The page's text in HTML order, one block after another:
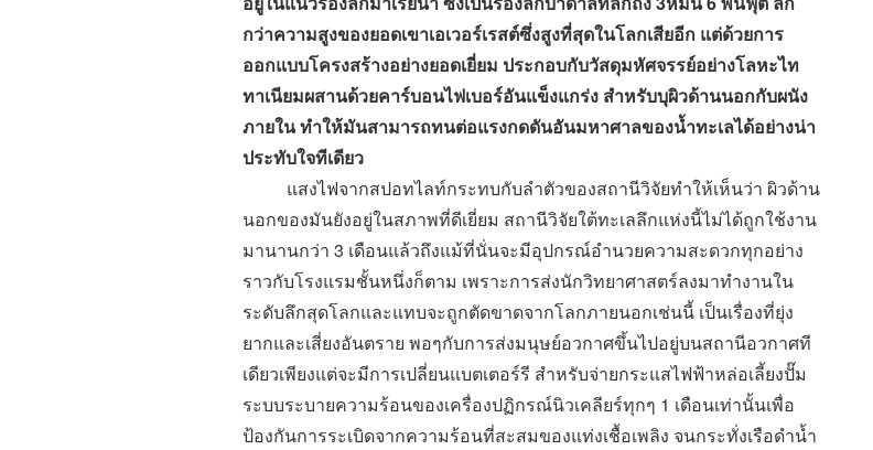
กว่าความสูงของยอดเขาเอเวอร์เรสต์ซึ่งสูงที่สุดในโลกเสียอีก แต่ด้วยการ
ออกแบบโครงสร้างอย่างยอดเยี่ยม ประกอบกับวัสดุมหัศจรรย์อย่างโลหะไท
ทาเนียมผสานด้วยคาร์บอนไฟเบอร์อันแข็งแกร่ง สำหรับบุผิวด้านนอกกับผนัง
ภายใน ทำให้มันสามารถทนต่อแรงกดดันอันมหาศาลของน้ำทะเลได้อย่างน่า
ประทับใจทีเดียว
แสงไฟจากสปอทไลท์กระทบกับลำตัวของสถานีวิจัยทำให้เห็นว่า ผิวด้าน
นอกของมันยังอยู่ในสภาพที่ดีเยี่ยม สถานีวิจัยใต้ทะเลลึกแห่งนี้ไม่ได้ถูกใช้งาน
มานานกว่า 3 เดือนแล้วถึงแม้ที่นั่นจะมีอุปกรณ์อำนวยความสะดวกทุกอย่าง
ราวกับโรงแรมชั้นหนึ่งก็ตาม เพราะการส่งนักวิทยาศาสตร์ลงมาทำงานใน
ระดับลึกสุดโลกและแทบจะถูกตัดขาดจากโลกภายนอกเช่นนี้ เป็นเรื่องที่ยุ่ง
ยากและเสี่ยงอันตราย พอๆกับการส่งมนุษย์อวกาศขึ้นไปอยู่บนสถานีอวกาศที
เดียวเพียงแต่จะมีการเปลี่ยนแบตเตอร์รี สำหรับจ่ายกระแสไฟฟ้าหล่อเลี้ยงปั๊ม
ระบบระบายความร้อนของเครื่องปฏิกรณ์นิวเคลียร์ทุกๆ 1 เดือนเท่านั้นเพื่อ
ป้องกันการระเบิดจากความร้อนที่สะสมของแท่งเชื้อเพลิง จนกระทั่งเรือดำน้ำ